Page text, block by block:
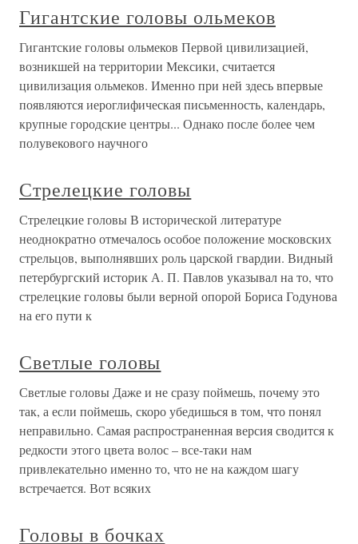
Гигантские головы ольмеков
Гигантские головы ольмеков Первой цивилизацией,
возникшей на территории Мексики, считается
цивилизация ольмеков. Именно при ней здесь впервые
появляются иероглифическая письменность, календарь,
крупные городские центры... Однако после более чем
полувекового научного
Стрелецкие головы
Стрелецкие головы В исторической литературе
неоднократно отмечалось особое положение московских
стрельцов, выполнявших роль царской гвардии. Видный
петербургский историк А. П. Павлов указывал на то, что
стрелецкие головы были верной опорой Бориса Годунова
на его пути к
Светлые головы
Светлые головы Даже и не сразу поймешь, почему это
так, а если поймешь, скоро убедишься в том, что понял
неправильно. Самая распространенная версия сводится к
редкости этого цвета волос – все-таки нам
привлекательно именно то, что не на каждом шагу
встречается. Вот всяких
Головы в бочках